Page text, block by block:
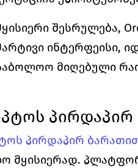
შესრულება,
ინტერფეისი,
მიღებული
პირდაპირ
მყისიერად.